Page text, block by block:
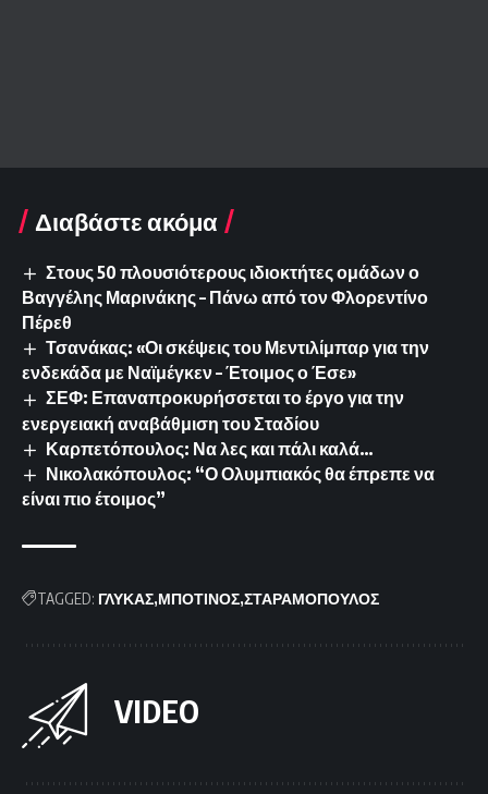
Διαβάστε ακόμα
Στους 50 πλουσιότερους ιδιοκτήτες ομάδων ο
Βαγγέλης Μαρινάκης – Πάνω από τον Φλορεντίνο
Πέρεθ
Τσανάκας: «Οι σκέψεις του Μεντιλίμπαρ για την
ενδεκάδα με Ναϊμέγκεν – Έτοιμος ο Έσε»
ΣΕΦ: Επαναπροκυρήσσεται το έργο για την
ενεργειακή αναβάθμιση του Σταδίου
Καρπετόπουλος: Να λες και πάλι καλά…
Νικολακόπουλος: “Ο Ολυμπιακός θα έπρεπε να
είναι πιο έτοιμος”
TAGGED: ΓΛΥΚΑΣ ΜΠΟΤΙΝΟΣ ΣΤΑΡΑΜΟΠΟΥΛΟΣ
VIDEO